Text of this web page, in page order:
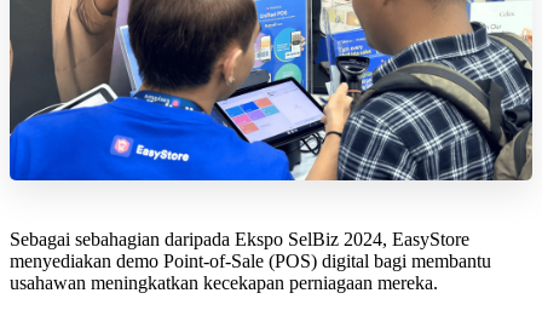
Sebagai sebahagian daripada Ekspo SelBiz 2024, EasyStore
menyediakan demo Point-of-Sale (POS) digital bagi membantu
usahawan meningkatkan kecekapan perniagaan mereka.